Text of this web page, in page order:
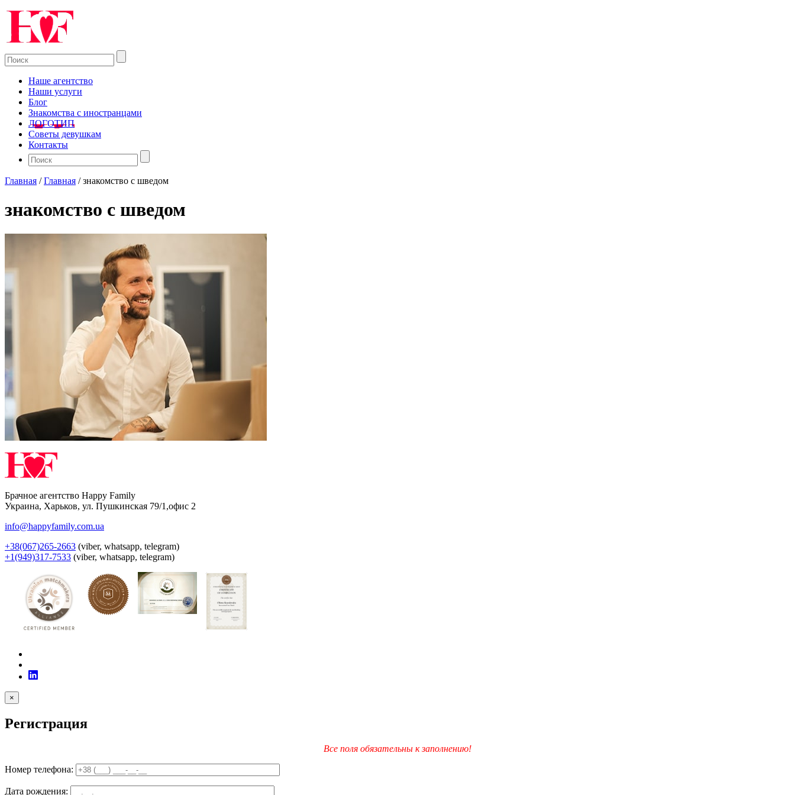
Наше агентство
Наши услуги
Блог
Знакомства с иностранцами
ЛОГОТИП
Советы девушкам
Контакты
Главная /Главная /знакомство с шведом
знакомство с шведом
Брачное агентство Happy Family
Украина, Харьков, ул. Пушкинская 79/1,офис 2
info@happyfamily.com.ua
+38(067)265-2663 (viber, whatsapp, telegram)
+1(949)317-7533 (viber, whatsapp, telegram)
×
Регистрация
Все поля обязательны к заполнению!
Номер телефона:
Дата рождения: